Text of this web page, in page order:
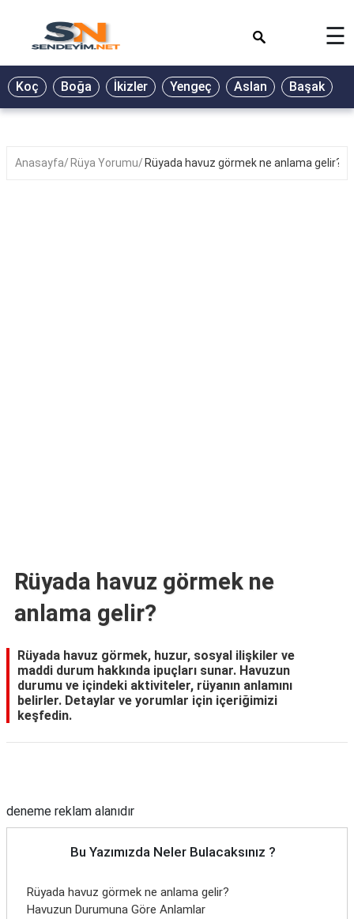
BİYOGRAFİ
GALERİ
☰
Koç Boğa İkizler Yengeç Aslan Başak
Anasayfa Rüya Yorumu Rüyada havuz görmek ne anlama gelir?
Rüyada havuz görmek ne
anlama gelir?
Rüyada havuz görmek, huzur, sosyal ilişkiler ve
maddi durum hakkında ipuçları sunar. Havuzun
durumu ve içindeki aktiviteler, rüyanın anlamını
belirler. Detaylar ve yorumlar için içeriğimizi
keşfedin.
deneme reklam alanıdır
Bu Yazımızda Neler Bulacaksınız ?
Rüyada havuz görmek ne anlama gelir?
Havuzun Durumuna Göre Anlamlar